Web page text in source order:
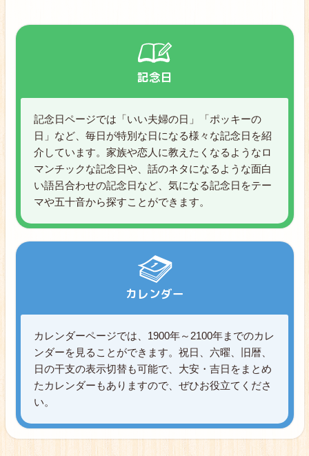
記念日
記念日ページでは「いい夫婦の日」「ポッキーの
日」など、毎日が特別な日になる様々な記念日を紹
介しています。家族や恋人に教えたくなるようなロ
マンチックな記念日や、話のネタになるような面白
い語呂合わせの記念日など、気になる記念日をテー
マや五十音から探すことができます。
カレンダー
カレンダーページでは、1900年～2100年までのカレ
ンダーを見ることができます。祝日、六曜、旧暦、
日の干支の表示切替も可能で、大安・吉日をまとめ
たカレンダーもありますので、ぜひお役立てくださ
い。